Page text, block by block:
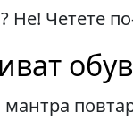
Не! Четете